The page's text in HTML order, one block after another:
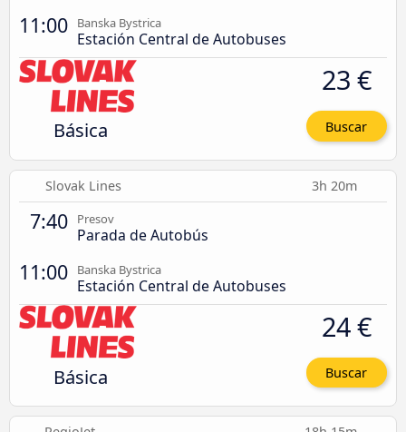
11:00 Banska Bystrica
Estación Central de Autobuses
Básica
23 €
Buscar
Slovak Lines 3h 20m
7:40 Presov
Parada de Autobús
11:00 Banska Bystrica
Estación Central de Autobuses
Básica
24 €
Buscar